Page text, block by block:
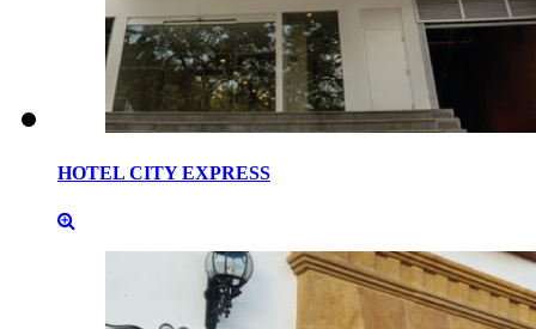
HOTEL CITY EXPRESS